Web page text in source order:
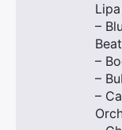
Lipa
–
Beat
–
–
–